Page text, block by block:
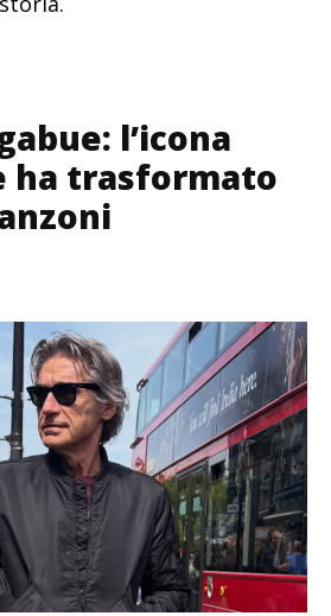
l’icona
ha trasformato